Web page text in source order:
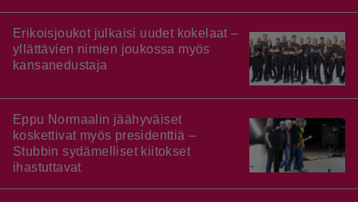
Erikoisjoukot julkaisi uudet kokelaat –
yllättävien nimien joukossa myös
kansanedustaja
Eppu Normaalin jäähyväiset
koskettivat myös presidenttiä –
Stubbin sydämelliset kiitokset
ihastuttavat